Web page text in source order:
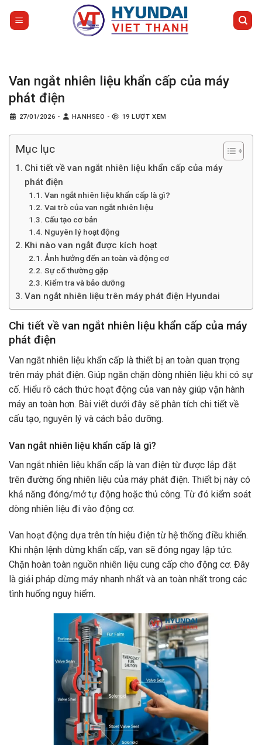
Van ngắt nhiên liệu khẩn cấp của máy
phát điện
27/01/2026 - HANHSEO - 19 LƯỢT XEM
Mục lục
Chi tiết về van ngắt nhiên liệu khẩn cấp của máy
phát điện
Van ngắt nhiên liệu khẩn cấp là gì?
Vai trò của van ngắt nhiên liệu
Cấu tạo cơ bản
Nguyên lý hoạt động
Khi nào van ngắt được kích hoạt
Ảnh hưởng đến an toàn và động cơ
Sự cố thường gặp
Kiểm tra và bảo dưỡng
Van ngắt nhiên liệu trên máy phát điện Hyundai
Chi tiết về van ngắt nhiên liệu khẩn cấp của máy
phát điện
Van ngắt nhiên liệu khẩn cấp là thiết bị an toàn quan trọng
trên máy phát điện. Giúp ngăn chặn dòng nhiên liệu khi có sự
cố. Hiểu rõ cách thức hoạt động của van này giúp vận hành
máy an toàn hơn. Bài viết dưới đây sẽ phân tích chi tiết về
cấu tạo, nguyên lý và cách bảo dưỡng.
Van ngắt nhiên liệu khẩn cấp là gì?
Van ngắt nhiên liệu khẩn cấp là van điện từ được lắp đặt
trên đường ống nhiên liệu của máy phát điện. Thiết bị này có
khả năng đóng/mở tự động hoặc thủ công. Từ đó kiểm soát
dòng nhiên liệu đi vào động cơ.
Van hoạt động dựa trên tín hiệu điện từ hệ thống điều khiển.
Khi nhận lệnh dừng khẩn cấp, van sẽ đóng ngay lập tức.
Chặn hoàn toàn nguồn nhiên liệu cung cấp cho động cơ. Đây
là giải pháp dừng máy nhanh nhất và an toàn nhất trong các
tình huống nguy hiểm.